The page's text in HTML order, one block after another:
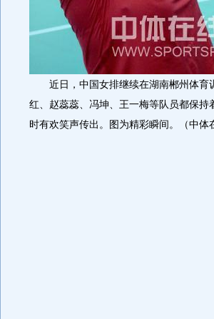
近日，中国女排继续在湖南郴州体育
红、赵蕊蕊、冯坤、王一梅等队员都保
时有欢笑声传出。图为精彩瞬间。（中体